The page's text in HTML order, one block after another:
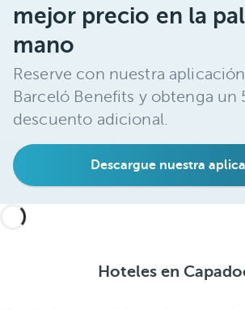
mejor precio en la
mano
Reserve con nuestra
Barceló Benefits y obtenga un
descuento adicional.
Descargue nuestra
Hoteles en